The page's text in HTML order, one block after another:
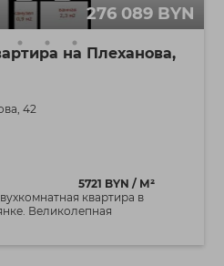
276 089 BYN
на Плеханова,
42
5721 BYN / М²
квартира в
Великолепная